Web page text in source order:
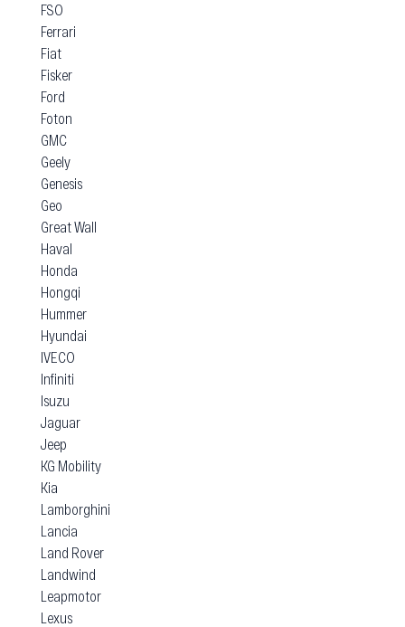
FSO
Ferrari
Fiat
Fisker
Ford
Foton
GMC
Geely
Genesis
Geo
Great Wall
Haval
Honda
Hongqi
Hummer
Hyundai
IVECO
Infiniti
Isuzu
Jaguar
Jeep
KG Mobility
Kia
Lamborghini
Lancia
Land Rover
Landwind
Leapmotor
Lexus